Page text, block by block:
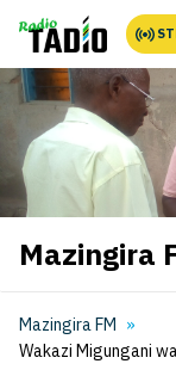
Mazingira
Mazingira FM
Wakazi Migungani